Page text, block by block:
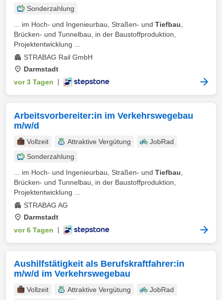
Sonderzahlung
... im Hoch- und Ingenieurbau, Straßen- und Tiefbau
Brücken- und Tunnelbau, in der Baustoffproduktion,
Projektentwicklung ...
STRABAG Rail GmbH
Darmstadt
vor 3 Tagen
Arbeitsvorbereiter:in im Verkehrswegebau
m/w/d
Vollzeit Attraktive Vergütung
JobRad
Sonderzahlung
... im Hoch- und Ingenieurbau, Straßen- und Tiefbau
Brücken- und Tunnelbau, in der Baustoffproduktion,
Projektentwicklung ...
STRABAG AG
Darmstadt
vor 6 Tagen
Aushilfstätigkeit als Berufskraftfahrer:in
m/w/d im Verkehrswegebau
Vollzeit Attraktive Vergütung
JobRad